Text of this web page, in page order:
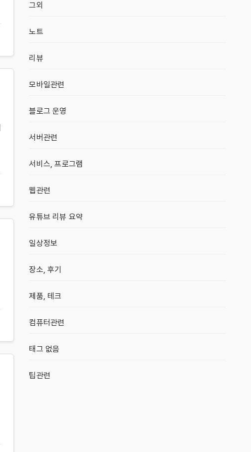
그외
노트
리뷰
모바일관련
블로그 운영
서버관련
서비스, 프로그램
웹관련
유튜브 리뷰 요약
일상정보
장소, 후기
제품, 테크
컴퓨터관련
태그 없음
팁관련